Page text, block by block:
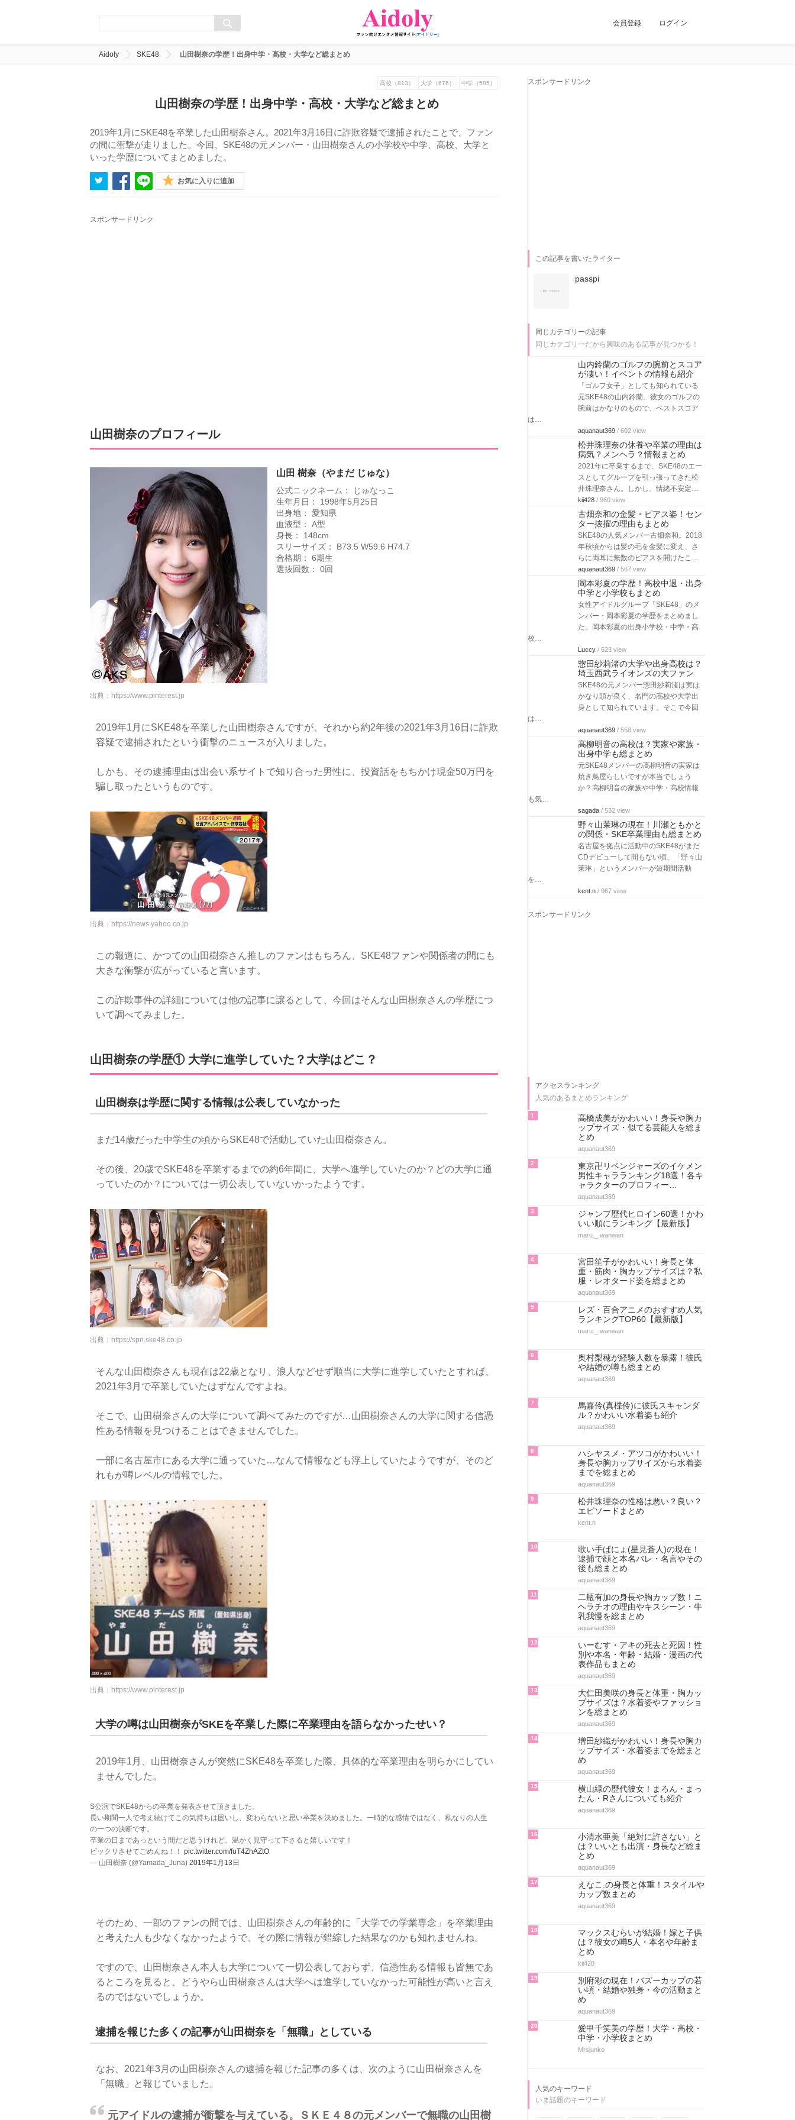
会員登録 ログイン
Aidoly SKE48 山田樹奈の学歴！出身中学・高校・大学など総まとめ
高校（813） 大学（676） 中学（585）
山田樹奈の学歴！出身中学・高校・大学など総まとめ
2019年1月にSKE48を卒業した山田樹奈さん。2021年3月16日に詐欺容疑で逮捕されたことで、ファン
の間に衝撃が走りました。今回、SKE48の元メンバー・山田樹奈さんの小学校や中学、高校、大学と
いった学歴についてまとめました。
お気に入りに追加
スポンサードリンク
山田樹奈のプロフィール
山田 樹奈（やまだ じゅな）
公式ニックネーム： じゅなっこ
生年月日： 1998年5月25日
出身地： 愛知県
血液型： A型
身長： 148cm
スリーサイズ： B73.5 W59.6 H74.7
合格期： 6期生
選抜回数： 0回
出典： https://www.pinterest.jp
2019年1月にSKE48を卒業した山田樹奈さんですが、それから約2年後の2021年3月16日に詐欺
容疑で逮捕されたという衝撃のニュースが入りました。
しかも、その逮捕理由は出会い系サイトで知り合った男性に、投資話をもちかけ現金50万円を
騙し取ったというものです。
出典： https://news.yahoo.co.jp
この報道に、かつての山田樹奈さん推しのファンはもちろん、SKE48ファンや関係者の間にも
大きな衝撃が広がっていると言います。
この詐欺事件の詳細については他の記事に譲るとして、今回はそんな山田樹奈さんの学歴につ
いて調べてみました。
山田樹奈の学歴① 大学に進学していた？大学はどこ？
山田樹奈は学歴に関する情報は公表していなかった
まだ14歳だった中学生の頃からSKE48で活動していた山田樹奈さん。
その後、20歳でSKE48を卒業するまでの約6年間に、大学へ進学していたのか？どの大学に通
っていたのか？については一切公表していないかったようです。
出典： https://spn.ske48.co.jp
そんな山田樹奈さんも現在は22歳となり、浪人などせず順当に大学に進学していたとすれば、
2021年3月で卒業していたはずなんですよね。
そこで、山田樹奈さんの大学について調べてみたのですが…山田樹奈さんの大学に関する信憑
性ある情報を見つけることはできませんでした。
一部に名古屋市にある大学に通っていた…なんて情報なども浮上していたようですが、そのど
れもが噂レベルの情報でした。
出典： https://www.pinterest.jp
大学の噂は山田樹奈がSKEを卒業した際に卒業理由を語らなかったせい？
2019年1月、山田樹奈さんが突然にSKE48を卒業した際、具体的な卒業理由を明らかにしてい
ませんでした。
S公演でSKE48からの卒業を発表させて頂きました。
長い期間一人で考え続けてこの気持ちは固いし、変わらないと思い卒業を決めました。一時的な感情ではなく、私なりの人生
の一つの決断です。
卒業の日まであっという間だと思うけれど、温かく見守って下さると嬉しいです！
ビックリさせてごめんね！！ pic.twitter.com/fuT4ZhAZtO
— 山田樹奈 (@Yamada_Juna) 2019年1月13日
そのため、一部のファンの間では、山田樹奈さんの年齢的に「大学での学業専念」を卒業理由
と考えた人も少なくなかったようで、その際に情報が錯綜した結果なのかも知れませんね。
ですので、山田樹奈さん本人も大学について一切公表しておらず、信憑性ある情報も皆無であ
るところを見ると、どうやら山田樹奈さんは大学へは進学していなかった可能性が高いと言え
るのではないでしょうか。
逮捕を報じた多くの記事が山田樹奈を「無職」としている
なお、2021年3月の山田樹奈さんの逮捕を報じた記事の多くは、次のように山田樹奈さんを
「無職」と報じていました。
元アイドルの逮捕が衝撃を与えている。ＳＫＥ４８の元メンバーで無職の山田樹
スポンサードリンク
この記事を書いたライター
passpi
同じカテゴリーの記事
同じカテゴリーだから興味のある記事が見つかる！
山内鈴蘭のゴルフの腕前とスコア
が凄い！イベントの情報も紹介
「ゴルフ女子」としても知られている
元SKE48の山内鈴蘭。彼女のゴルフの
腕前はかなりのもので、ベストスコア
は…
aquanaut369 / 602 view
松井珠理奈の休養や卒業の理由は
病気？メンヘラ？情報まとめ
2021年に卒業するまで、SKE48のエー
スとしてグループを引っ張ってきた松
井珠理奈さん。しかし、情緒不安定…
kii428 / 960 view
古畑奈和の金髪・ピアス姿！セン
ター抜擢の理由もまとめ
SKE48の人気メンバー古畑奈和。2018
年秋頃からは髪の毛を金髪に変え、さ
らに両耳に無数のピアスを開けたこ…
aquanaut369 / 567 view
岡本彩夏の学歴！高校中退・出身
中学と小学校もまとめ
女性アイドルグループ「SKE48」のメ
ンバー・岡本彩夏の学歴をまとめまし
た。岡本彩夏の出身小学校・中学・高
校…
Luccy / 623 view
惣田紗莉渚の大学や出身高校は？
埼玉西武ライオンズの大ファン
SKE48の元メンバー惣田紗莉渚は実は
かなり頭が良く、名門の高校や大学出
身として知られています。そこで今回
は…
aquanaut369 / 558 view
高柳明音の高校は？実家や家族・
出身中学も総まとめ
元SKE48メンバーの高柳明音の実家は
焼き鳥屋らしいですが本当でしょう
か？高柳明音の家族や中学・高校情報
も気…
sagada / 532 view
野々山茉琳の現在！川瀬ともかと
の関係・SKE卒業理由も総まとめ
名古屋を拠点に活動中のSKE48がまだ
CDデビューして間もない頃、「野々山
茉琳」というメンバーが短期間活動
を…
kent.n / 967 view
スポンサードリンク
アクセスランキング
人気のあるまとめランキング
1
高橋成美がかわいい！身長や胸カ
ップサイズ・似てる芸能人を総ま
とめ
aquanaut369
2
東京卍リベンジャーズのイケメン
男性キャラランキング18選！各キ
ャラクターのプロフィー…
aquanaut369
3
ジャンプ歴代ヒロイン60選！かわ
いい順にランキング【最新版】
maru._.wanwan
4
宮田笙子がかわいい！身長と体
重・筋肉・胸カップサイズは？私
服・レオタード姿を総まとめ
aquanaut369
5
レズ・百合アニメのおすすめ人気
ランキングTOP60【最新版】
maru._.wanwan
6
奥村梨穂が経験人数を暴露！彼氏
や結婚の噂も総まとめ
aquanaut369
7
馬嘉伶(真楪伶)に彼氏スキャンダ
ル？かわいい水着姿も紹介
aquanaut369
8
ハシヤスメ・アツコがかわいい！
身長や胸カップサイズから水着姿
までを総まとめ
aquanaut369
9
松井珠理奈の性格は悪い？良い？
エピソードまとめ
kent.n
10
歌い手ぱにょ(星見蒼人)の現在！
逮捕で顔と本名バレ・名言やその
後も総まとめ
aquanaut369
11
二瓶有加の身長や胸カップ数！ニ
ヘラチオの理由やキスシーン・牛
乳我慢を総まとめ
aquanaut369
12
いーむす・アキの死去と死因！性
別や本名・年齢・結婚・漫画の代
表作品もまとめ
aquanaut369
13
大仁田美咲の身長と体重・胸カッ
プサイズは？水着姿やファッショ
ンを総まとめ
aquanaut369
14
増田紗織がかわいい！身長や胸カ
ップサイズ・水着姿までを総まと
め
aquanaut369
15
横山緑の歴代彼女！まろん・まっ
たん・Rさんについても紹介
aquanaut369
16
小清水亜美「絶対に許さない」と
は？いいとも出演・身長など総ま
とめ
aquanaut369
17
えなこ.の身長と体重！スタイルや
カップ数まとめ
aquanaut369
18
マックスむらいが結婚！嫁と子供
は？彼女の噂5人・本名や年齢ま
とめ
kii428
19
別府彩の現在！バズーカップの若
い頃・結婚や独身・今の活動まと
め
aquanaut369
20
愛甲千笑美の学歴！大学・高校・
中学・小学校まとめ
Mrsjunko
人気のキーワード
いま話題のキーワード